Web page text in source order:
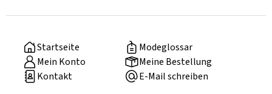
Startseite
Modeglossar
Mein Konto
Meine Bestellung
Kontakt
E-Mail schreiben